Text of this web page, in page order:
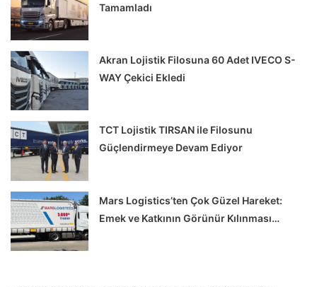
Tamamladı
Akran Lojistik Filosuna 60 Adet IVECO S-
WAY Çekici Ekledi
TCT Lojistik TIRSAN ile Filosunu
Güçlendirmeye Devam Ediyor
Mars Logistics’ten Çok Güzel Hareket:
Emek ve Katkının Görünür Kılınması…